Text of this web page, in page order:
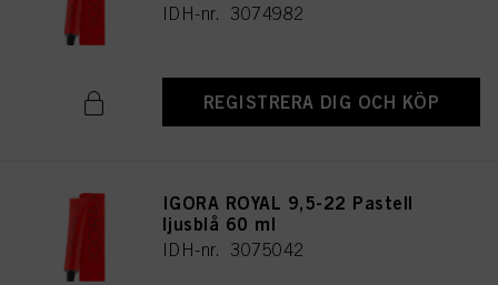
IDH-nr. 3074982
REGISTRERA DIG OCH KÖP
IGORA ROYAL 9,5-22 Pastell
ljusblå 60 ml
IDH-nr. 3075042